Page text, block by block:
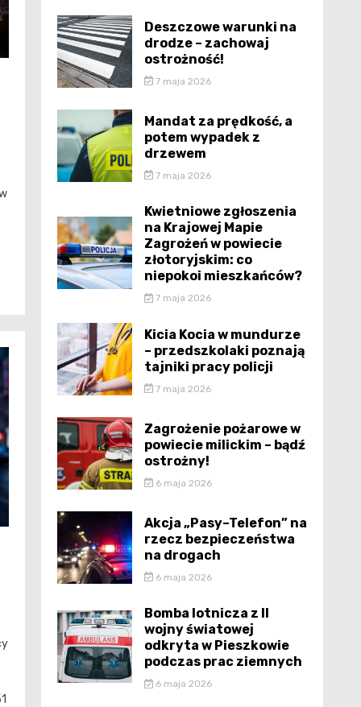
Deszczowe warunki na
drodze – zachowaj
ostrożność!
7 maja 2026
Mandat za prędkość, a
potem wypadek z
drzewem
7 maja 2026
Kwietniowe zgłoszenia
na Krajowej Mapie
Zagrożeń w powiecie
złotoryjskim: co
niepokoi mieszkańców?
7 maja 2026
Kicia Kocia w mundurze
– przedszkolaki poznają
tajniki pracy policji
7 maja 2026
Zagrożenie pożarowe w
powiecie milickim – bądź
ostrożny!
6 maja 2026
Akcja „Pasy–Telefon” na
rzecz bezpieczeństwa
na drogach
6 maja 2026
Bomba lotnicza z II
wojny światowej
odkryta w Pieszkowie
podczas prac ziemnych
6 maja 2026